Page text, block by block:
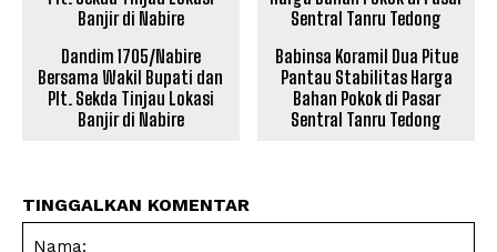
Dandim 1705/Nabire
Bersama Wakil Bupati dan
Plt. Sekda Tinjau Lokasi
Banjir di Nabire
Babinsa Koramil Dua Pitue
Pantau Stabilitas Harga
Bahan Pokok di Pasar
Sentral Tanru Tedong
TINGGALKAN KOMENTAR